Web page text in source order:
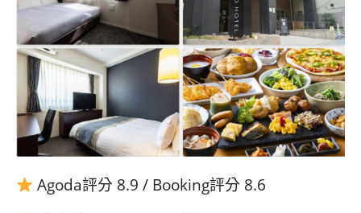
Agoda評分 8.9 / Booking評分 8.6